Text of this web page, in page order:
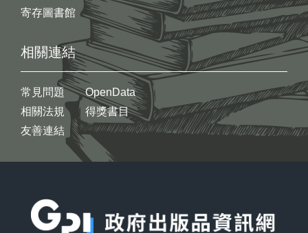
寄存圖書館
相關連結
常見問題
相關法規
友善連結
OpenData
得獎書目